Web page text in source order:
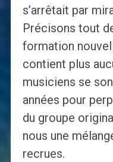
s’arrêtait par
Précisons tout
formation
contient plus
musiciens se
années pour
du groupe
nous une
recrues.